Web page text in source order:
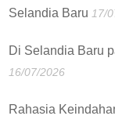
Selandia Baru 17/
Di Selandia Baru
16/07/2026
Rahasia